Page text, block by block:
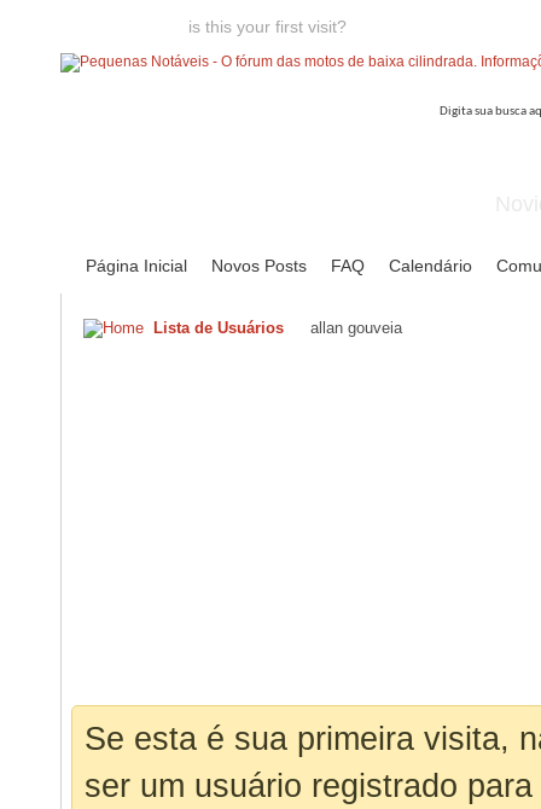
is this your first visit?
Página Inicial Novos Posts FAQ Calendário
Lista de Usuários allan gouveia
Se esta é sua primeira visita,
ser um usuário registrado